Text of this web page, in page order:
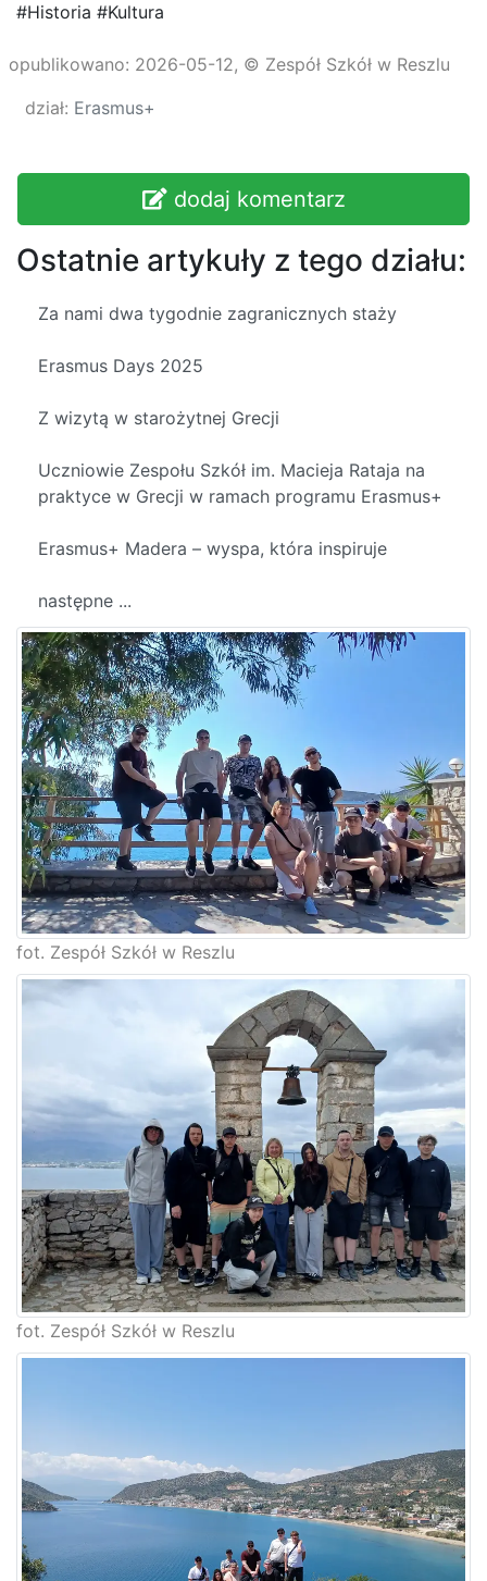
#Historia #Kultura
opublikowano: 2026-05-12, © Zespół Szkół w Reszlu
dział: Erasmus+
dodaj komentarz
Ostatnie artykuły z tego działu:
Za nami dwa tygodnie zagranicznych staży
Erasmus Days 2025
Z wizytą w starożytnej Grecji
Uczniowie Zespołu Szkół im. Macieja Rataja na
praktyce w Grecji w ramach programu Erasmus+
Erasmus+ Madera – wyspa, która inspiruje
następne ...
fot. Zespół Szkół w Reszlu
fot. Zespół Szkół w Reszlu